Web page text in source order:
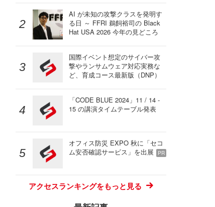
AI が未知の攻撃クラスを発明す
る日 ～ FFRI 鵜飼裕司の Black
Hat USA 2026 今年の見どころ
国際イベント想定のサイバー攻
撃やランサムウェア対応実務な
ど、育成コース最新版（DNP）
「CODE BLUE 2024」11 / 14 -
15 の講演タイムテーブル発表
オフィス防災 EXPO 秋に「セコ
ム安否確認サービス」を出展
PR
アクセスランキングをもっと見る